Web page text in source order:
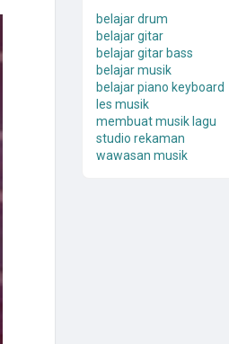
belajar drum
belajar gitar
belajar gitar bass
belajar musik
belajar piano keyboard
les musik
membuat musik lagu
studio rekaman
wawasan musik